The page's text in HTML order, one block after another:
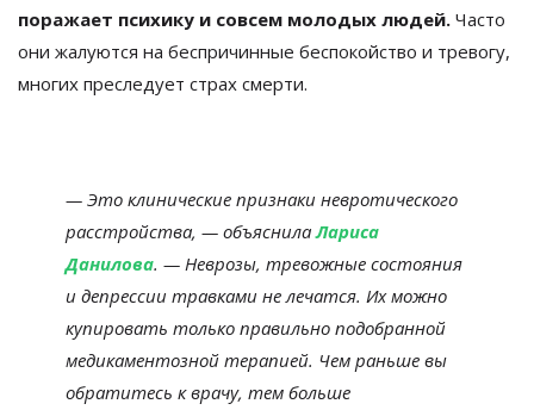
поражает психику и совсем молодых людей. Часто
они жалуются на беспричинные беспокойство и тревогу,
многих преследует страх смерти.
— Это клинические признаки невротического
расстройства, — объяснилаЛариса
Данилова. — Неврозы, тревожные состояния
и депрессии травками не лечатся. Их можно
купировать только правильно подобранной
медикаментозной терапией. Чем раньше вы
обратитесь к врачу, тем больше